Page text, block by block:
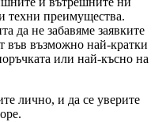
техни преимущества.
да не забавяме заявките
във възможно най-кратки
или най-късно на
лично, и да се уверите